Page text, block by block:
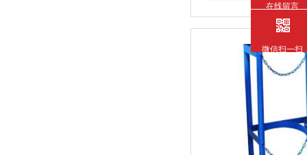
在线留言
微信扫一扫